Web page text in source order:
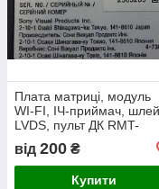
Плата матриці, модуль
WI-FI, ІЧ-приймач,
LVDS, пульт ДК RMT-
TX300E від LЕD
телевізора Sony KD-
43XF7005
від 200 ₴
Купити